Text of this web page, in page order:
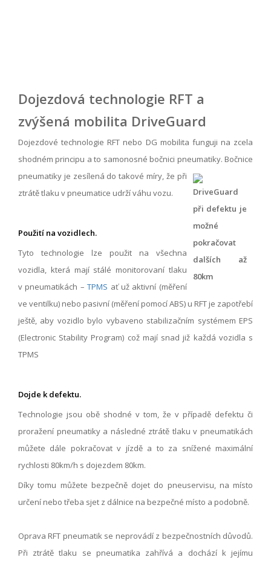
Dojezdová technologie RFT a
zvýšená mobilita DriveGuard
Dojezdové technologie RFT nebo DG mobilita funguji na zcela
shodném principu a to samonosné bočnici pneumatiky. Bočnice
pneumatiky je zesílená do takové míry, že při
ztrátě tlaku v pneumatice udrží váhu vozu.
Použití na vozidlech.
Tyto technologie lze použit na všechna
vozidla, která mají stálé monitorovaní tlaku
v pneumatikách –TPMS ať už aktivní (měření
ve ventilku) nebo pasivní (měření pomocí ABS) u RFT je zapotřebí
ještě, aby vozidlo bylo vybaveno stabilizačním systémem EPS
(Electronic Stability Program) což mají snad již každá vozidla s
TPMS
Dojde k defektu.
Technologie jsou obě shodné v tom, že v případě defektu či
proražení pneumatiky a následné ztrátě tlaku v pneumatikách
můžete dále pokračovat v jízdě a to za snížené maximální
rychlosti 80km/h s dojezdem 80km.
Díky tomu můžete bezpečně dojet do pneuservisu, na místo
určení nebo třeba sjet z dálnice na bezpečné místo a podobně.
Oprava RFT pneumatik se neprovádí z bezpečnostních důvodů.
Při ztrátě tlaku se pneumatika zahřívá a dochází k jejímu